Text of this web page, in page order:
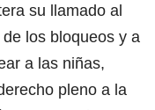
su llamado al
los bloqueos y a
a las niñas,
pleno a la